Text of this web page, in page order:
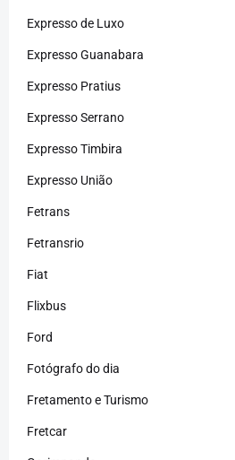
Expresso de Luxo
Expresso Guanabara
Expresso Pratius
Expresso Serrano
Expresso Timbira
Expresso União
Fetrans
Fetransrio
Fiat
Flixbus
Ford
Fotógrafo do dia
Fretamento e Turismo
Fretcar